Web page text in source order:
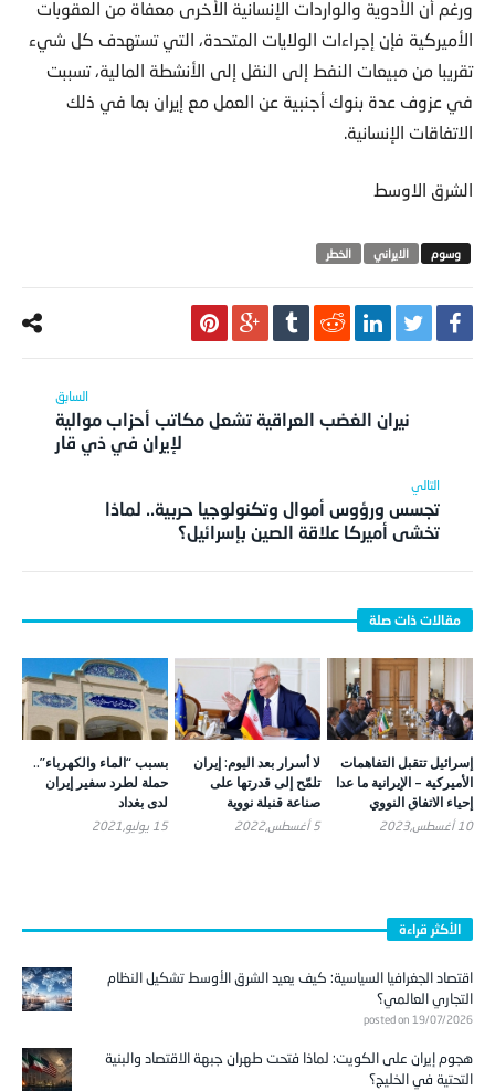
ورغم أن الأدوية والواردات الإنسانية الأخرى معفاة من العقوبات
الأميركية فإن إجراءات الولايات المتحدة، التي تستهدف كل شيء
تقريبا من مبيعات النفط إلى النقل إلى الأنشطة المالية، تسببت
في عزوف عدة بنوك أجنبية عن العمل مع إيران بما في ذلك
الاتفاقات الإنسانية.
الشرق الاوسط
الايراني الخطر
نيران الغضب العراقية تشعل مكاتب أحزاب موالية
لإيران في ذي قار
تجسس ورؤوس أموال وتكنولوجيا حربية.. لماذا
تخشى أميركا علاقة الصين بإسرائيل؟
إسرائيل تتقبل التفاهمات
الأميركية – الإيرانية ما عدا
إحياء الاتفاق النووي
10 أغسطس,2023
لا أسرار بعد اليوم: إيران
تلمّح إلى قدرتها على
صناعة قنبلة نووية
5 أغسطس,2022
بسبب “الماء والكهرباء”..
حملة لطرد سفير إيران
لدى بغداد
15 يوليو,2021
الأكثر قراءة
اقتصاد الجغرافيا السياسية: كيف يعيد الشرق الأوسط تشكيل النظام
التجاري العالمي؟
posted on 19/07/2026
هجوم إيران على الكويت: لماذا فتحت طهران جبهة الاقتصاد والبنية
التحتية في الخليج؟